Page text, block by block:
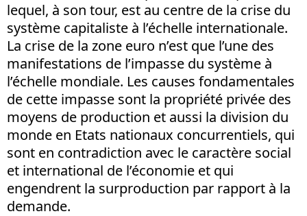
lequel, à son tour, est au centre de la crise du
système capitaliste à l’échelle internationale.
La crise de la zone euro n’est que l’une des
manifestations de l’impasse du système à
l’échelle mondiale. Les causes fondamentales
de cette impasse sont la propriété privée des
moyens de production et aussi la division du
monde en Etats nationaux concurrentiels, qui
sont en contradiction avec le caractère social
et international de l’économie et qui
engendrent la surproduction par rapport à la
demande.